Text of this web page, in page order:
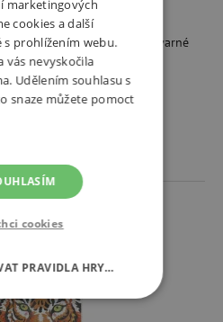
vše, co potřebujete k
při tvoření rozvinou své výtvarné
košíku
marketingových
cookies a další
s prohlížením webu.
vás nevyskočila
Udělením souhlasu s
snaze můžete pomoct
cookies
PRAVIDLA HRY…
NUTNÉ COOKIES